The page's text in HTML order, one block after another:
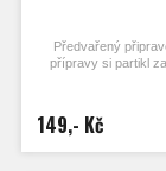
Předvařený
přípravy si partikl
připravuje
149,- Kč